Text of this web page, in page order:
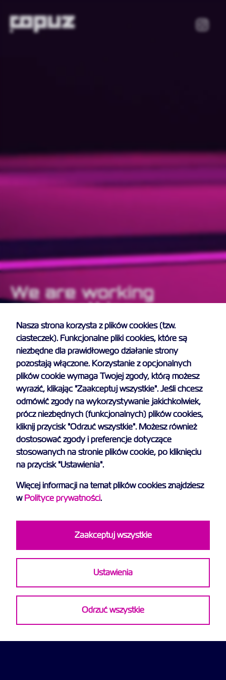
Nasza strona korzysta z plików cookies (tzw.
ciasteczek). Funkcjonalne pliki cookies, które są
niezbędne dla prawidłowego działanie strony
pozostają włączone. Korzystanie z opcjonalnych
plików cookie wymaga Twojej zgody, którą możesz
wyrazić, klikając "Zaakceptuj wszystkie". Jeśli chcesz
odmówić zgody na wykorzystywanie jakichkolwiek,
prócz niezbędnych (funkcjonalnych) plików cookies,
kliknij przycisk "Odrzuć wszystkie". Możesz również
dostosować zgody i preferencje dotyczące
stosowanych na stronie plików cookie, po kliknięciu
na przycisk "Ustawienia".
Więcej informacji na temat plików cookies znajdziesz
w Polityce prywatności.
Zaakceptuj wszystkie
Ustawienia
Odrzuć wszystkie
Niezbędne
Zawsze
aktywne
Analityka Nieaktywne
Marketing Nieaktywne
Zapisz wybrane i zamknij
Zaakceptuj wszystkie
We are working
on something
special
with a big commitment!